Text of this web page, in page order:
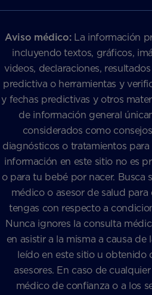
Aviso médico:La información
incluyendo textos, gráficos,
videos, declaraciones,
predictiva o herramientas y
y fechas predictivas y otros
de información general
considerados como
diagnósticos o tratamientos
información en este sitio no es
o para tu bebé por nacer. Busca
médico o asesor de salud
tengas con respecto a
Nunca ignores la consulta
en asistir a la misma a causa
leído en este sitio u obtenido
asesores. En caso de
médico de confianza o a los